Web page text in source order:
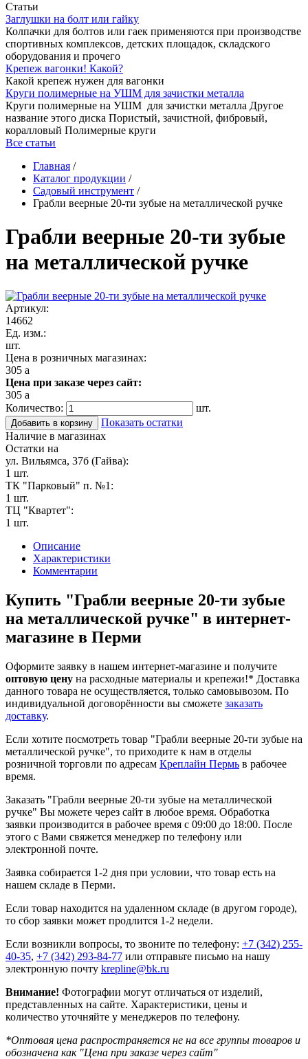
Статьи
Заглушки на болт или гайку
Колпачки для болтов или гаек применяются при производстве
спортивных комплексов, детских площадок, складского
оборудования и прочего
Крепеж вагонки! Какой?
Какой крепеж нужен для вагонки
Круги полимерные на УШМ для зачистки металла
Круги полимерные на УШМ для зачистки металла Другое
название этого диска Пористый, зачистной, фибровый,
коралловый Полимерные круги
Все статьи
Главная /
Каталог продукции /
Садовый инструмент /
Грабли веерные 20-ти зубые на металлической ручке
Грабли веерные 20-ти зубые
на металлической ручке
Артикул:
14662
Ед. изм.:
шт.
Цена в розничных магазинах:
305 a
Цена при заказе через сайт:
305 a
Количество:
шт.
Добавить в корзину
Показать остатки
Наличие в магазинах
Остатки на
ул. Вильямса, 37б (Гайва):
1 шт.
ТК "Парковый" п. №1:
1 шт.
ТЦ "Квартет":
1 шт.
Описание
Характеристики
Комментарии
Купить "Грабли веерные 20-ти зубые
на металлической ручке" в интернет-
магазине в Перми
Оформите заявку в нашем интернет-магазине и получите
оптовую цену на расходные материалы и крепежи!* Доставка
данного товара не осуществляется, только самовывозом. По
индивидуальной договорённости вы сможете заказать
доставку.
Если хотите посмотреть товар "Грабли веерные 20-ти зубые на
металлической ручке", то приходите к нам в отделы
розничной торговли по адресам Креплайн Пермь в рабочее
время.
Заказать "Грабли веерные 20-ти зубые на металлической
ручке" Вы можете через сайт в любое время. Обработка
заявки производится в рабочее время с 09:00 до 18:00. После
этого с Вами свяжется менеджер по телефону или
электронной почте.
Заявка собирается 1-2 дня при условии, что товар есть на
нашем складе в Перми.
Если товар находится на удаленном складе (в другом городе),
то сбор заявки может продлится 1-2 недели.
Если возникли вопросы, то звоните по телефону: +7 (342) 255-
40-35, +7 (342) 293-84-77 или отправьте письмо на нашу
электронную почту krepline@bk.ru
Внимание! Фотографии могут отличаться от изделий,
представленных на сайте. Характеристики, цены и
количество уточняйте у менеджеров по телефону.
*Оптовая цена распространяется не на все группы товаров и
обозначена как "Цена при заказе через сайт"